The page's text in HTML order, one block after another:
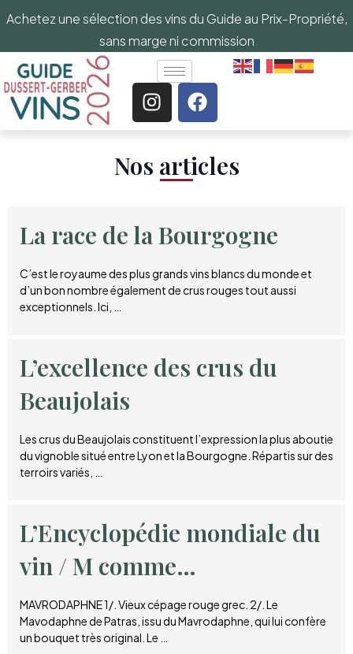
Achetez une sélection des vins du Guide au Prix-Propriété,
sans marge ni commission
Nos articles​
La race de la Bourgogne
C’est le royaume des plus grands vins blancs du monde et
d’un bon nombre également de crus rouges tout aussi
exceptionnels. Ici, …
L’excellence des crus du
Beaujolais
Les crus du Beaujolais constituent l’expression la plus aboutie
du vignoble situé entre Lyon et la Bourgogne. Répartis sur des
terroirs variés, …
L’Encyclopédie mondiale du
vin / M comme…
MAVRODAPHNE 1/. Vieux cépage rouge grec. 2/. Le
Mavodaphne de Patras, issu du Mavrodaphne, qui lui confère
un bouquet très original. Le …